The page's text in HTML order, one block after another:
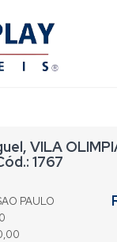
VILA
1767
PAULO